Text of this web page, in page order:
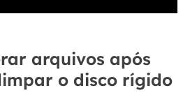
arquivos após
o disco rígido